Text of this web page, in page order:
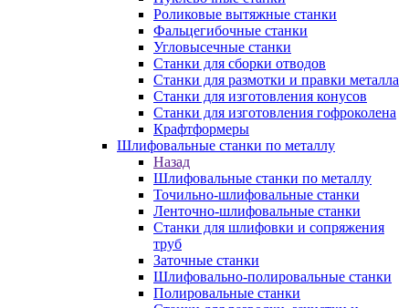
Роликовые вытяжные станки
Фальцегибочные станки
Угловысечные станки
Станки для сборки отводов
Станки для размотки и правки металла
Станки для изготовления конусов
Станки для изготовления гофроколена
Крафтформеры
Шлифовальные станки по металлу
Назад
Шлифовальные станки по металлу
Точильно-шлифовальные станки
Ленточно-шлифовальные станки
Станки для шлифовки и сопряжения
труб
Заточные станки
Шлифовально-полировальные станки
Полировальные станки